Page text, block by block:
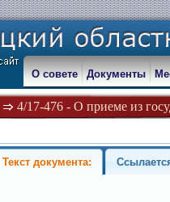
4/17-476 - О приеме из
О совете Документы
Текст документа: